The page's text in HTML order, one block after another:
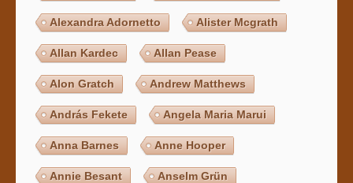
Alexandra Adornetto Alister Mcgrath
Allan Kardec Allan Pease
Alon Gratch Andrew Matthews
András Fekete Angela Maria Marui
Anna Barnes Anne Hooper
Annie Besant Anselm Grün